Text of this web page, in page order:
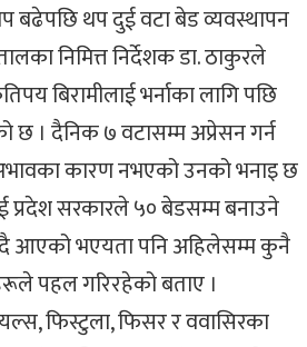
बढेपछि थप दुई वटा बेड व्यवस्थापन
निमित्त निर्देशक डा. ठाकुरले
बिरामीलाई भर्नाका लागि पछि
। दैनिक ७ वटासम्म अप्रेसन गर्न
कारण नभएको उनको भनाइ छ
प्रदेश सरकारले ५० बेडसम्म बनाउने
आएको भएयता पनि अहिलेसम्म कुनै
पहल गरिरहेको बताए ।
फिस्टुला, फिसर र ववासिरका